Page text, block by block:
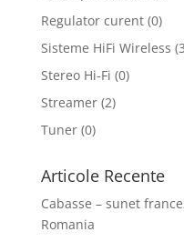
Regulator curent (0)
Sisteme HiFi Wireless
Stereo Hi-Fi (0)
Streamer (2)
Tuner (0)
Articole Recente
Cabasse – sunet
Romania